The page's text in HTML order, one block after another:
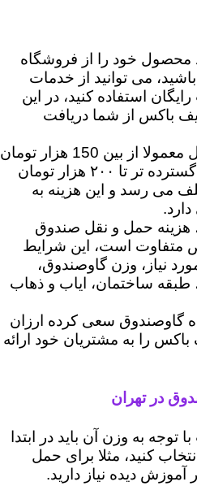
محصول خود را از فروشگاه
می توانید از خدمات
استفاده کنید، در این
باکس از شما دریافت
اما هزینه حمل محصول معمولا از بین 150 هزار تومان
شروع شده و در ابعاد گسترده تر تا ۲۰۰ هزار تومان
می رسد و این هزینه به
هزینه حمل و نقل صندوق
متفاوت است، این شرایط
نیاز، وزن گاوصندوق،
طبقه ساختمان، ایاب و ذهاب
گاوصندوق سعی کرده ارزان
را به مشتریان خود ارائه
در تهران
به وزن آن باید در ابتدا
کنید، مثلا برای حمل
دیده نیاز دارید.